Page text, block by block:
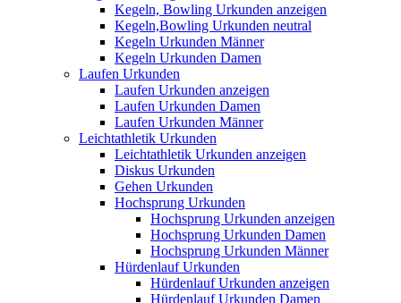
Kegeln, Bowling Urkunden anzeigen
Kegeln,Bowling Urkunden neutral
Kegeln Urkunden Männer
Kegeln Urkunden Damen
Laufen Urkunden
Laufen Urkunden anzeigen
Laufen Urkunden Damen
Laufen Urkunden Männer
Leichtathletik Urkunden
Leichtathletik Urkunden anzeigen
Diskus Urkunden
Gehen Urkunden
Hochsprung Urkunden
Hochsprung Urkunden anzeigen
Hochsprung Urkunden Damen
Hochsprung Urkunden Männer
Hürdenlauf Urkunden
Hürdenlauf Urkunden anzeigen
Hürdenlauf Urkunden Damen